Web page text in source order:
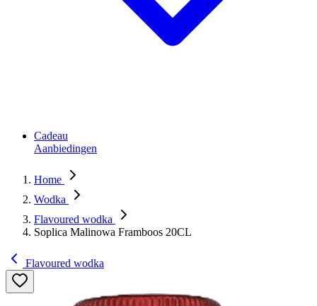
Cadeau
Aanbiedingen
Home
Wodka
Flavoured wodka
Soplica Malinowa Framboos 20CL
Flavoured wodka